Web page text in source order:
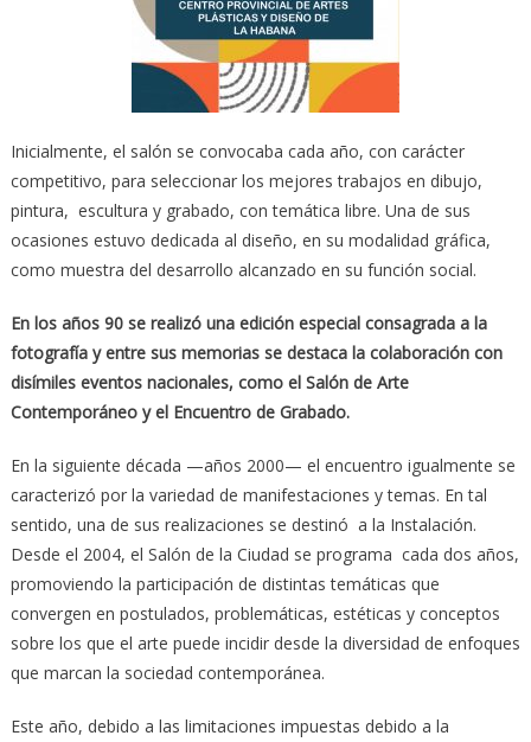
Inicialmente, el salón se convocaba cada año, con carácter
competitivo, para seleccionar los mejores trabajos en dibujo,
pintura, escultura y grabado, con temática libre. Una de sus
ocasiones estuvo dedicada al diseño, en su modalidad gráfica,
como muestra del desarrollo alcanzado en su función social.
En los años 90 se realizó una edición especial consagrada a la
fotografía y entre sus memorias se destaca la colaboración con
disímiles eventos nacionales, como el Salón de Arte
Contemporáneo y el Encuentro de Grabado.
En la siguiente década —años 2000— el encuentro igualmente se
caracterizó por la variedad de manifestaciones y temas. En tal
sentido, una de sus realizaciones se destinó a la Instalación.
Desde el 2004, el Salón de la Ciudad se programa cada dos años,
promoviendo la participación de distintas temáticas que
convergen en postulados, problemáticas, estéticas y conceptos
sobre los que el arte puede incidir desde la diversidad de enfoques
que marcan la sociedad contemporánea.
Este año, debido a las limitaciones impuestas debido a la